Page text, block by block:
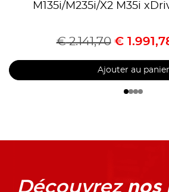
M135i/M235i/X2 M35i
€2.141,70 €
Ajouter au panier
Découvrez nos